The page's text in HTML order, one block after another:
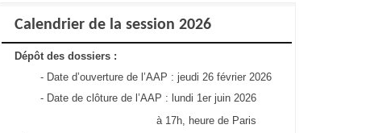
Calendrier de la session 2026
Dépôt des dossiers :
- Date d’ouverture de l’AAP : jeudi 26 février 2026
- Date de clôture de l’AAP : lundi 1er juin 2026
à 17h, heure de Paris